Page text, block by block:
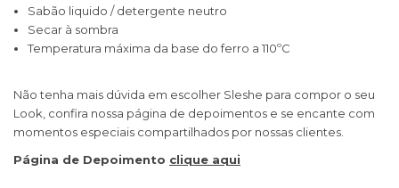
Sabão liquido / detergente neutro
Secar à sombra
Temperatura máxima da base do ferro a 110ºC​
Não tenha mais dúvida em escolher Sleshe para compor o seu
Look, confira nossa página de depoimentos e se encante com
momentos especiais compartilhados por nossas clientes.
Página de Depoimento clique aqui